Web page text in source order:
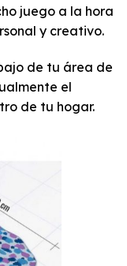
juego a la hora
y creativo.
de tu área de
el
de tu hogar.